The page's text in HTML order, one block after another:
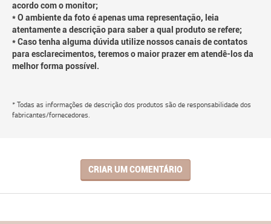
acordo com o monitor;
* O ambiente da foto é apenas uma representação, leia
atentamente a descrição para saber a qual produto se refere;
* Caso tenha alguma dúvida utilize nossos canais de contatos
para esclarecimentos, teremos o maior prazer em atendê-los da
melhor forma possível.
* Todas as informações de descrição dos produtos são de responsabilidade dos
fabricantes/fornecedores.
CRIAR UM COMENTÁRIO